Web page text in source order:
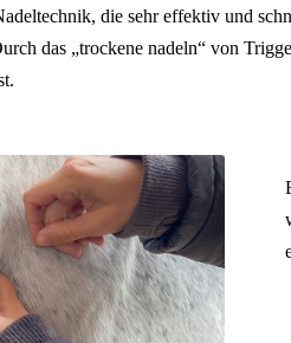
die sehr effektiv und
das „trockene nadeln“ von